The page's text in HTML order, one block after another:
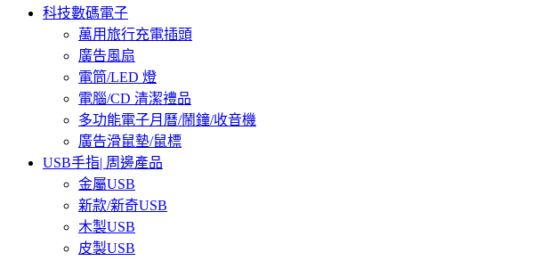
科技數碼電子
萬用旅行充電插頭
廣告風扇
電筒/LED 燈
電腦/CD 清潔禮品
多功能電子月曆/鬧鐘/收音機
廣告滑鼠墊/鼠標
USB手指| 周邊產品
金屬USB
新款/新奇USB
木製USB
皮製USB